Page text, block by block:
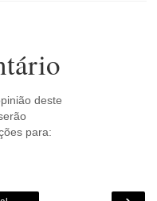
deste
para: